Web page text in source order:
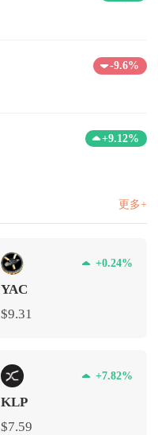
-9.6%
+9.12%
更多+
+0.24%
YAC
$9.31
+7.82%
KLP
$7.59